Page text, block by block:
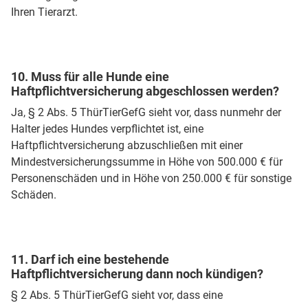
Ihren Tierarzt.
10. Muss für alle Hunde eine
Haftpflichtversicherung abgeschlossen werden?
Ja, § 2 Abs. 5 ThürTierGefG sieht vor, dass nunmehr der
Halter jedes Hundes verpflichtet ist, eine
Haftpflichtversicherung abzuschließen mit einer
Mindestversicherungssumme in Höhe von 500.000 € für
Personenschäden und in Höhe von 250.000 € für sonstige
Schäden.
11. Darf ich eine bestehende
Haftpflichtversicherung dann noch kündigen?
§ 2 Abs. 5 ThürTierGefG sieht vor, dass eine